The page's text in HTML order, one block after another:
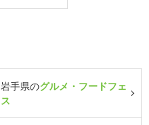
岩手県のグルメ・フードフェ
ス